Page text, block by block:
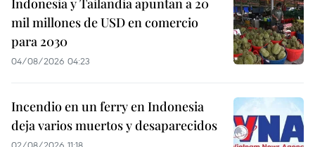
Indonesia y Tailandia apuntan a 20
mil millones de USD en comercio
para 2030
04/08/2026 04:23
Incendio en un ferry en Indonesia
deja varios muertos y desaparecidos